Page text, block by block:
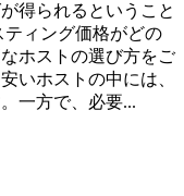
得られるということ
ィング価格がどの
ホストの選び方をご
いホストの中には、
一方で、必要...